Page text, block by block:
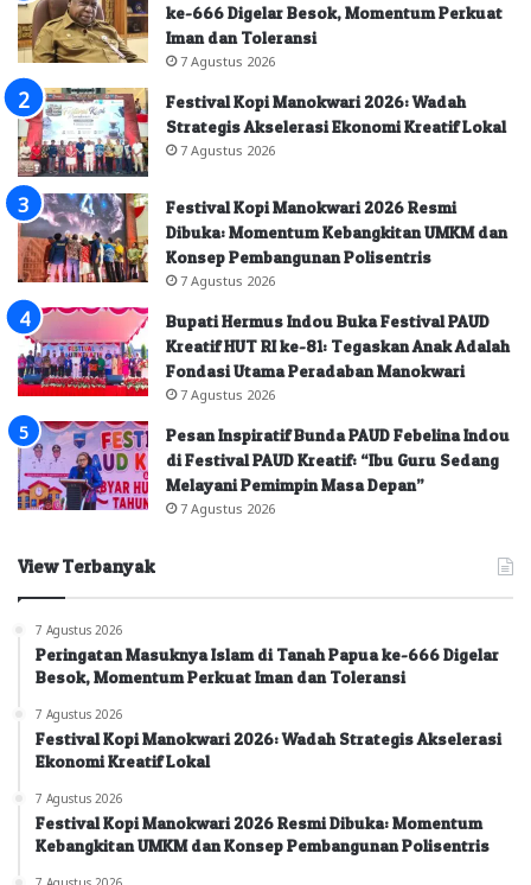
ke-666 Digelar Besok, Momentum Perkuat
Iman dan Toleransi
7 Agustus 2026
Festival Kopi Manokwari 2026: Wadah
Strategis Akselerasi Ekonomi Kreatif Lokal
7 Agustus 2026
Festival Kopi Manokwari 2026 Resmi
Dibuka: Momentum Kebangkitan UMKM dan
Konsep Pembangunan Polisentris
7 Agustus 2026
Bupati Hermus Indou Buka Festival PAUD
Kreatif HUT RI ke-81: Tegaskan Anak Adalah
Fondasi Utama Peradaban Manokwari
7 Agustus 2026
Pesan Inspiratif Bunda PAUD Febelina Indou
di Festival PAUD Kreatif: “Ibu Guru Sedang
Melayani Pemimpin Masa Depan”
7 Agustus 2026
View Terbanyak
7 Agustus 2026
Peringatan Masuknya Islam di Tanah Papua ke-666 Digelar
Besok, Momentum Perkuat Iman dan Toleransi
7 Agustus 2026
Festival Kopi Manokwari 2026: Wadah Strategis Akselerasi
Ekonomi Kreatif Lokal
7 Agustus 2026
Festival Kopi Manokwari 2026 Resmi Dibuka: Momentum
Kebangkitan UMKM dan Konsep Pembangunan Polisentris
7 Agustus 2026